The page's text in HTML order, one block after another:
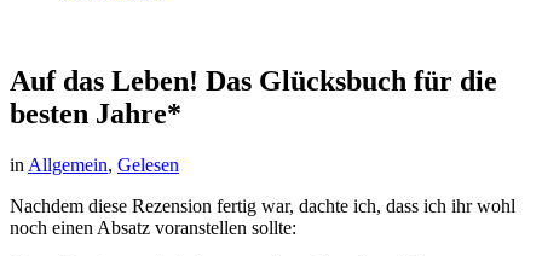
Auf das Leben! Das Glücksbuch für die
besten Jahre*
in Allgemein, Gelesen
Nachdem diese Rezension fertig war, dachte ich, dass ich ihr wohl
noch einen Absatz voranstellen sollte: